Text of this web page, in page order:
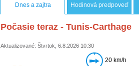
Dnes a zajtra Hodinová predpoveď
Počasie teraz - Tunis-Carthage
Aktualizované: Štvrtok, 6.8.2026 10:30
20 km/h